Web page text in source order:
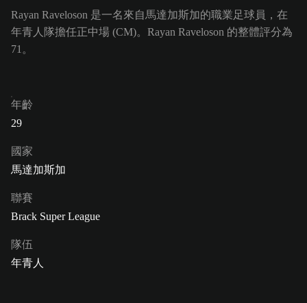
Rayan Raveloson 是一名來自馬達加斯加的職業足球員，在
年青人隊擔任正中場 (CM)。Rayan Raveloson 的整體評分為
71。
年齡
29
國家
馬達加斯加
聯賽
Brack Super League
隊伍
年青人